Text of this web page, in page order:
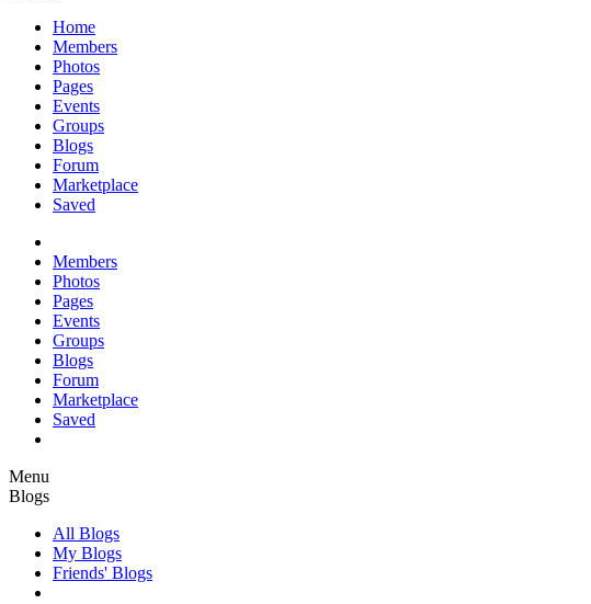
Home
Members
Photos
Pages
Events
Groups
Blogs
Forum
Marketplace
Saved
Members
Photos
Pages
Events
Groups
Blogs
Forum
Marketplace
Saved
Menu
Blogs
All Blogs
My Blogs
Friends' Blogs